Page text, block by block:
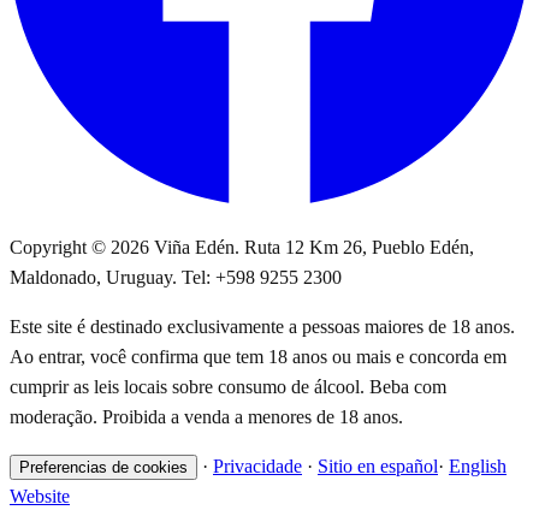
Copyright © 2026 Viña Edén. Ruta 12 Km 26, Pueblo Edén,
Maldonado, Uruguay. Tel: +598 9255 2300
Este site é destinado exclusivamente a pessoas maiores de 18 anos.
Ao entrar, você confirma que tem 18 anos ou mais e concorda em
cumprir as leis locais sobre consumo de álcool. Beba com
moderação. Proibida a venda a menores de 18 anos.
Preferencias de cookies · Privacidade · Sitio en español· English
Website